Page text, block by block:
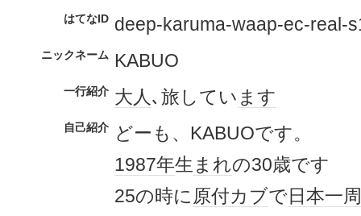
はてなID deep-karuma-waap-ec-real-
ニックネーム KABUO
一行紹介 大人､旅してい ます
自己紹介
どーも、KABUOです。
1987年生 まれの30歳です
25の時に原付カブで日本一周